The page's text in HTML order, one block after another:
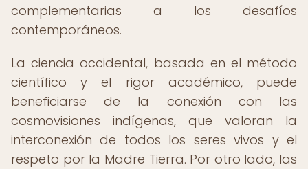
complementarias a los desafíos
contemporáneos.
La ciencia occidental, basada en el método
científico y el rigor académico, puede
beneficiarse de la conexión con las
cosmovisiones indígenas, que valoran la
interconexión de todos los seres vivos y el
respeto por la Madre Tierra. Por otro lado, las